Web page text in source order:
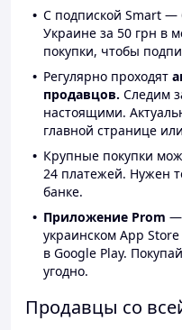
С подпиской Smart —
Украине за 50 грн в
покупки, чтобы
Регулярно проходят
продавцов. Следим
настоящими.
главной странице
Крупные покупки
24 платежей. Нужен
банке.
Приложение Prom —
украинском App
в Google Play.
угодно.
Продавцы со